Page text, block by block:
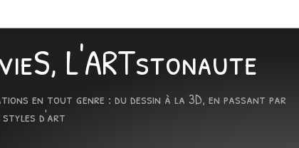
L'ARTstonaute
en tout genre : du dessin à la 3D, en passant par
d'art